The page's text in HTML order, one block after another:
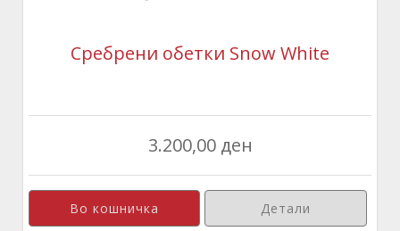
Сребрени обетки Snow White
3.200,00 ден
Детали